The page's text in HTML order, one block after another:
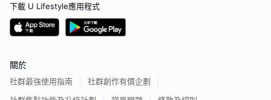
下載 U Lifestyle應用程式
關於
社群最強使用指南
社群創作有價企劃